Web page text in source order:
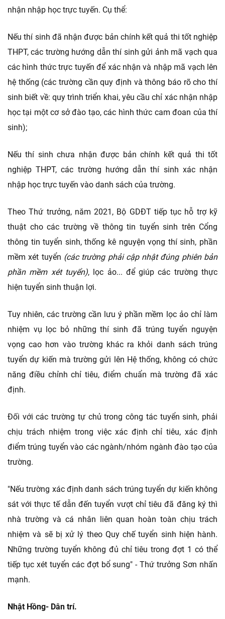
nhận nhập học trực tuyến. Cụ thể:
Nếu thí sinh đã nhận được bản chính kết quả thi tốt nghiệp
THPT, các trường hướng dẫn thí sinh gửi ảnh mã vạch qua
các hình thức trực tuyến để xác nhận và nhập mã vạch lên
hệ thống (các trường cần quy định và thông báo rõ cho thí
sinh biết về: quy trình triển khai, yêu cầu chỉ xác nhận nhập
học tại một cơ sở đào tạo, các hình thức cam đoan của thí
sinh);
Nếu thí sinh chưa nhận được bản chính kết quả thi tốt
nghiệp THPT, các trường hướng dẫn thí sinh xác nhận
nhập học trực tuyến vào danh sách của trường.
Theo Thứ trưởng, năm 2021, Bộ GDĐT tiếp tục hỗ trợ kỹ
thuật cho các trường về thông tin tuyển sinh trên Cổng
thông tin tuyển sinh, thống kê nguyện vọng thí sinh, phần
mềm xét tuyển (các trường phải cập nhật đúng phiên bản
phần mềm xét tuyển), lọc ảo... để giúp các trường thực
hiện tuyển sinh thuận lợi.
Tuy nhiên, các trường cần lưu ý phần mềm lọc ảo chỉ làm
nhiệm vụ lọc bỏ những thí sinh đã trúng tuyển nguyện
vọng cao hơn vào trường khác ra khỏi danh sách trúng
tuyển dự kiến mà trường gửi lên Hệ thống, không có chức
năng điều chỉnh chỉ tiêu, điểm chuẩn mà trường đã xác
định.
Đối với các trường tự chủ trong công tác tuyển sinh, phải
chịu trách nhiệm trong việc xác định chỉ tiêu, xác định
điểm trúng tuyển vào các ngành/nhóm ngành đào tạo của
trường.
"Nếu trường xác định danh sách trúng tuyển dự kiến không
sát với thực tế dẫn đến tuyển vượt chỉ tiêu đã đăng ký thì
nhà trường và cá nhân liên quan hoàn toàn chịu trách
nhiệm và sẽ bị xử lý theo Quy chế tuyển sinh hiện hành.
Những trường tuyển không đủ chỉ tiêu trong đợt 1 có thể
tiếp tục xét tuyển các đợt bổ sung" - Thứ trưởng Sơn nhấn
mạnh.
Nhật Hồng- Dân trí.